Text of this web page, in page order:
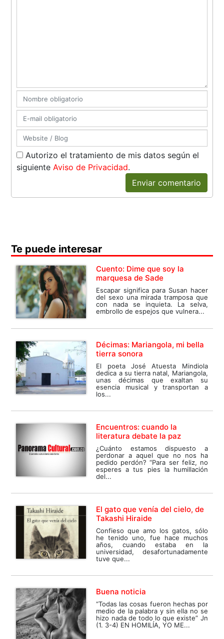
Autorizo el tratamiento de mis datos según el
siguienteAviso de Privacidad.
Enviar comentario
Te puede interesar
Cuento: Dime que soy la
marquesa de Sade
Escapar significa para Susan hacer
del sexo una mirada tramposa que
con nada se inquieta. La selva,
embrollo de espejos que vulnera...
Décimas: Mariangola, mi bella
tierra sonora
El poeta José Atuesta Mindiola
dedica a su tierra natal, Mariangola,
unas décimas que exaltan su
esencia musical y transportan a
los...
Encuentros: cuando la
literatura debate la paz
¿Cuánto estamos dispuesto a
perdonar a aquel que no nos ha
pedido perdón? “Para ser feliz, no
esperes a tus pies la humillación
del...
El gato que venía del cielo, de
Takashi Hiraide
Confieso que amo los gatos, sólo
he tenido uno, fue hace muchos
años, cuando estaba en la
universidad, desafortunadamente
tuve que...
Buena noticia
“Todas las cosas fueron hechas por
medio de la palabra y sin ella no se
hizo nada de todo lo que existe” Jn
(1. 3-4) EN HOMILÍA, YO ME...